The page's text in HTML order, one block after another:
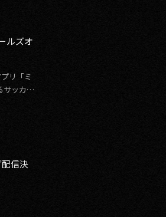
ルズオ
リ「ミ
サッカー
信決